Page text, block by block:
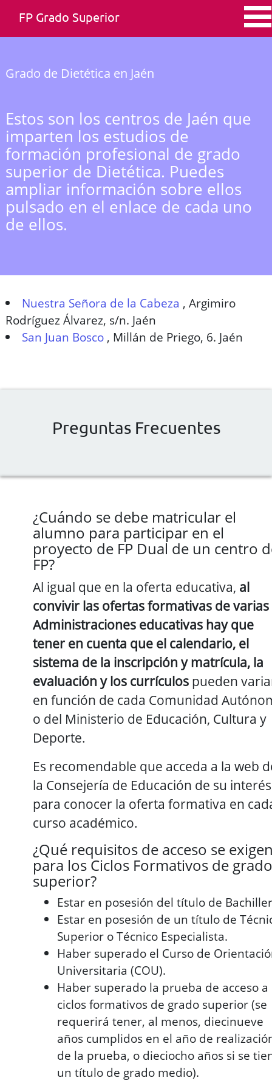
FP Grado Superior
Grado de Dietética en Jaén
Estos son los centros de Jaén que
imparten los estudios de
formación profesional de grado
superior de Dietética. Puedes
ampliar información sobre ellos
pulsado en el enlace de cada uno
de ellos.
Nuestra Señora de la Cabeza ,Argimiro
Rodríguez Álvarez, s/n. Jaén
San Juan Bosco , Millán de Priego, 6. Jaén
Preguntas Frecuentes
¿Cuándo se debe matricular el
alumno para participar en el
proyecto de FP Dual de un centro
FP?
Al igual que en la oferta educativa, al
convivir las ofertas formativas de varias
Administraciones educativas hay que
tener en cuenta que el calendario, el
sistema de la inscripción y matrícula, la
evaluación y los currículos pueden
en función de cada Comunidad
o del Ministerio de Educación, Cultura y
Deporte.
Es recomendable que acceda a la web
la Consejería de Educación de su interés
para conocer la oferta formativa en
curso académico.
¿Qué requisitos de acceso se
para los Ciclos Formativos de grado
superior?
Estar en posesión del título de
Estar en posesión de un título de
Superior o Técnico Especialista.
Haber superado el Curso de
Universitaria (COU).
Haber superado la prueba de acceso a
ciclos formativos de grado superior (se
requerirá tener, al menos, diecinueve
años cumplidos en el año de
de la prueba, o dieciocho años si se
un título de grado medio).